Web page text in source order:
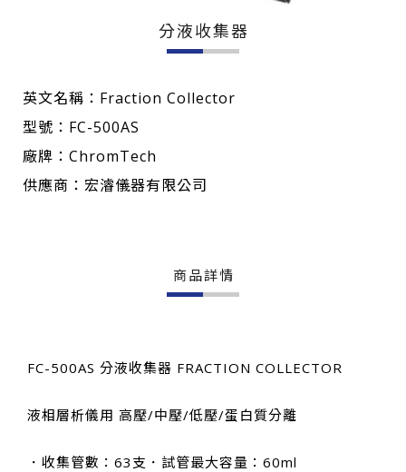
分液收集器
英文名稱：Fraction Collector
型號：FC-500AS
廠牌：ChromTech
供應商：宏濬儀器有限公司
商品詳情
FC-500AS 分液收集器 FRACTION COLLECTOR
液相層析儀用 高壓/中壓/低壓/蛋白質分離
．收集管數：63支．試管最大容量：60ml